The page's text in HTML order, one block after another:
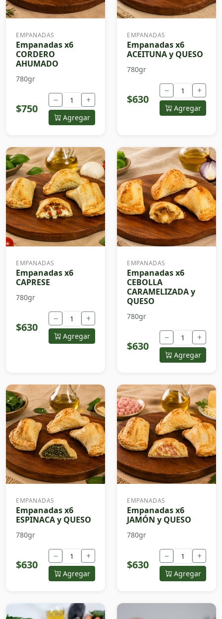
EMPANADAS
Empanadas x6
CORDERO
AHUMADO
780gr
$750
− +
Agregar
EMPANADAS
Empanadas x6
ACEITUNA y QUESO
780gr
$630
− +
Agregar
EMPANADAS
Empanadas x6
CAPRESE
780gr
$630
− +
Agregar
EMPANADAS
Empanadas x6
CEBOLLA
CARAMELIZADA y
QUESO
780gr
$630
− +
Agregar
EMPANADAS
Empanadas x6
ESPINACA y QUESO
780gr
$630
− +
Agregar
EMPANADAS
Empanadas x6
JAMÓN y QUESO
780gr
$630
− +
Agregar